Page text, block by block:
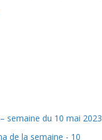
semaine du 10 mai 2023